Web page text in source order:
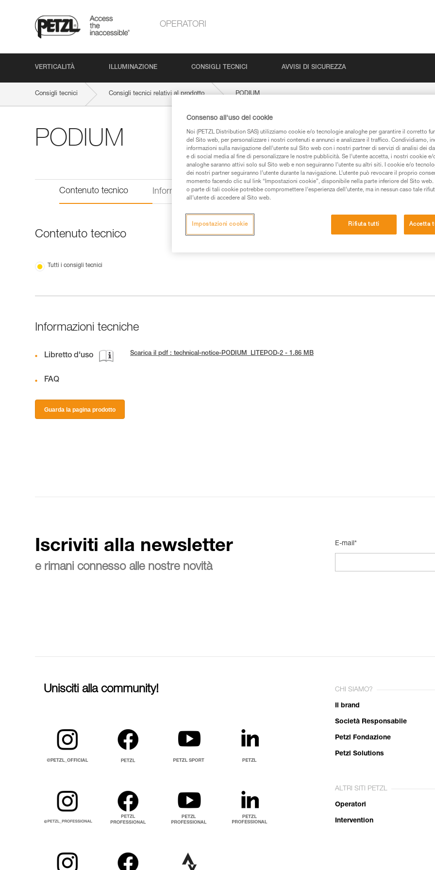
OPERATORI
VERTICALITÀ ILLUMINAZIONE CONSIGLI TECNICI AVVISI DI SICUREZZA
Consigli tecnici Consigli tecnici relativi al prodotto PODIUM
PODIUM
Contenuto tecnico Informazioni tecniche
Contenuto tecnico
Tutti i consigli tecnici
Informazioni tecniche
Libretto d'uso Scarica il pdf : technical-notice-PODIUM_LITEPOD-2 - 1.86 MB
FAQ
Guarda la pagina prodotto
Iscriviti alla newsletter
e rimani connesso alle nostre novità
E-mail*
Unisciti alla community! CHI SIAMO?
Il brand
Società Responsabile
Petzl Fondazione
Petzl Solutions
ALTRI SITI PETZL
Operatori
Intervention
Consenso all'uso dei cookie
Noi (PETZL Distribution SAS) utilizziamo cookie e/o tecnologie analoghe per garantire il corretto
del Sito web, per personalizzare i nostri contenuti e annunci e analizzare il traffico. Condividiamo,
informazioni sulla navigazione dell’utente sul Sito web con i nostri partner di servizi di analisi dei
e di social media al fine di personalizzare le nostre pubblicità. Se l’utente accetta, i nostri cookie
analoghe saranno attivi solo sul Sito web e non seguiranno l’utente su altri siti. I cookie e/o
dei nostri partner seguiranno l’utente durante la navigazione. L’utente può revocare il proprio
momento facendo clic sul link “Impostazioni cookie”, disponibile nella parte inferiore del Sito
o parte di tali cookie potrebbe compromettere l’esperienza dell’utente, ma in nessun caso tale
all’utente di accedere al Sito web.
Rifiuta tutti Accetta
Impostazioni cookie